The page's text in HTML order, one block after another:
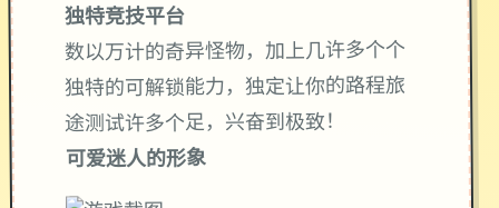
独特竞技平台
数以万计的奇异怪物，加上几许多个个
独特的可解锁能力，独定让你的路程旅
途测试许多个足，兴奋到极致！
可爱迷人的形象